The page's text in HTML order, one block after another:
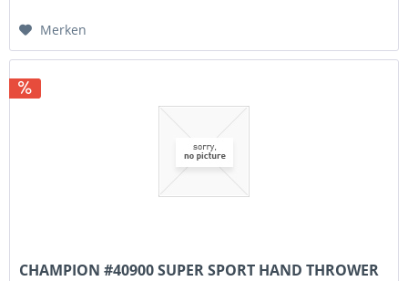
Merken
CHAMPION #40900 SUPER SPORT HAND THROWER